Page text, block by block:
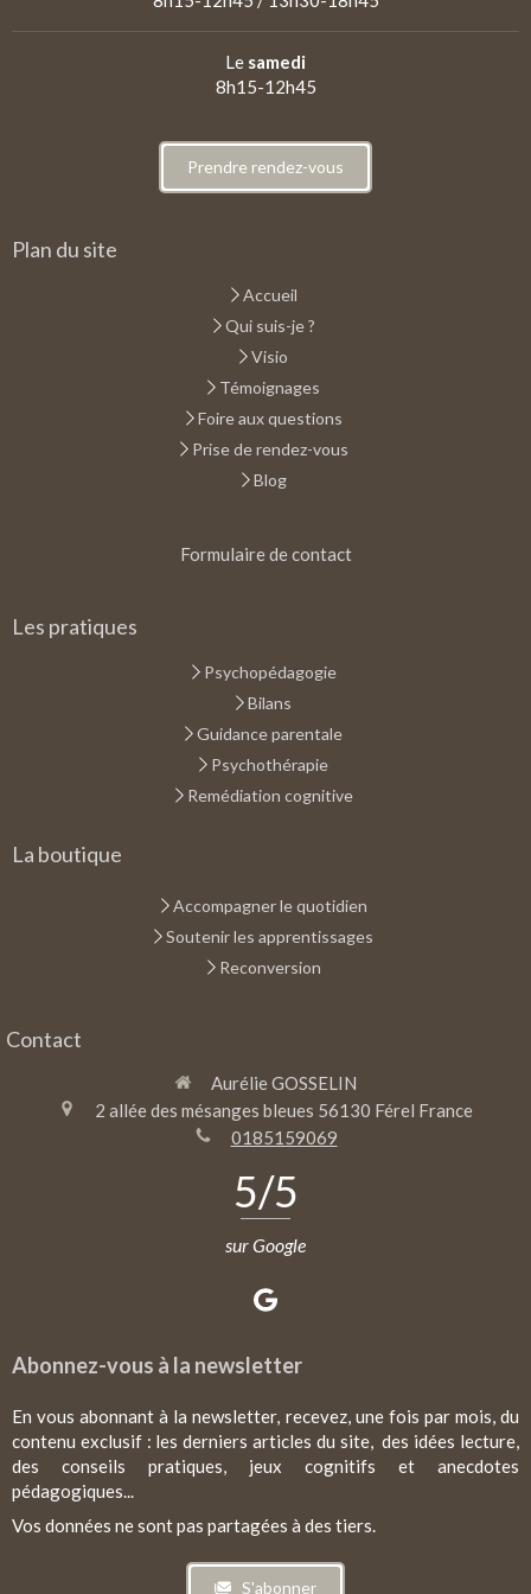
Le samedi
8h15-12h45
Prendre rendez-vous
Plan du site
Accueil
Qui suis-je ?
Visio
Témoignages
Foire aux questions
Prise de rendez-vous
Blog
Formulaire de contact
Les pratiques
Psychopédagogie
Bilans
Guidance parentale
Psychothérapie
Remédiation cognitive
La boutique
Accompagner le quotidien
Soutenir les apprentissages
Reconversion
Contact
Aurélie GOSSELIN
2 allée des mésanges bleues 56130 Férel France
0185159069
5/5
sur Google
Abonnez-vous à la newsletter
En vous abonnant à la newsletter, recevez, une fois par mois, du
contenu exclusif : les derniers articles du site, des idées lecture,
des conseils pratiques, jeux cognitifs et anecdotes
pédagogiques...
Vos données ne sont pas partagées à des tiers.
S'abonner